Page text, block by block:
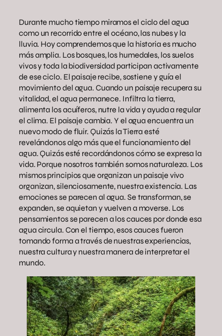
Durante mucho tiempo miramos el ciclo del agua
como un recorrido entre el océano, las nubes y la
lluvia. Hoy comprendemos que la historia es mucho
más amplia. Los bosques, los humedales, los suelos
vivos y toda la biodiversidad participan activamente
de ese ciclo. El paisaje recibe, sostiene y guía el
movimiento del agua. Cuando un paisaje recupera su
vitalidad, el agua permanece. Infiltra la tierra,
alimenta los acuíferos, nutre la vida y ayuda a regular
el clima. El paisaje cambia. Y el agua encuentra un
nuevo modo de fluir. Quizás la Tierra esté
revelándonos algo más que el funcionamiento del
agua. Quizás esté recordándonos cómo se expresa la
vida. Porque nosotros también somos naturaleza. Los
mismos principios que organizan un paisaje vivo
organizan, silenciosamente, nuestra existencia. Las
emociones se parecen al agua. Se transforman, se
expanden, se aquietan y vuelven a moverse. Los
pensamientos se parecen a los cauces por donde esa
agua circula. Con el tiempo, esos cauces fueron
tomando forma a través de nuestras experiencias,
nuestra cultura y nuestra manera de interpretar el
mundo.